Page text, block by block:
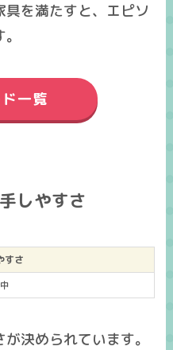
を満たすと、エピソ
一覧
しやすさ
すさ
決められています。